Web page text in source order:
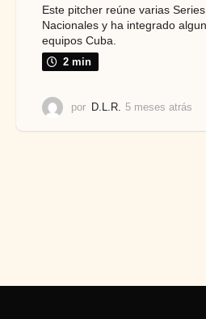
Este pitcher reúne varias Series
Nacionales y ha integrado
equipos Cuba.
2 min
por D.L.R. 5 meses atrás